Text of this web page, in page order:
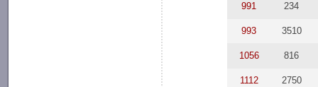
991 234
993 3510
1056 816
1112 2750